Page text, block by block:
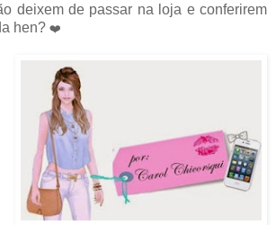
o deixem de passar na loja e conferirem
hen? ❤️